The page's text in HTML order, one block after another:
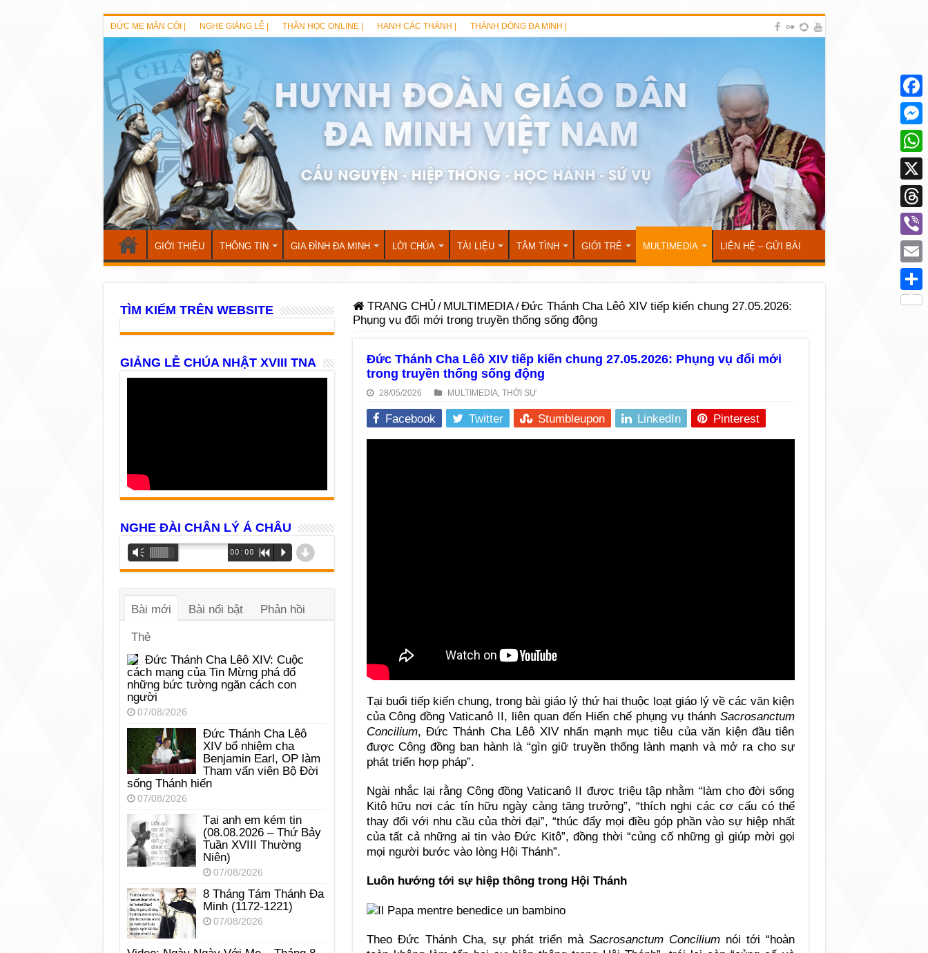
ĐỨC MẸ MÂN CÔI | NGHE GIẢNG LỄ | THẦN HỌC ONLINE | HẠNH CÁC THÁNH | THÁNH DÒNG ĐA MINH |
GIỚI THIỆU THÔNG TIN GIA ĐÌNH ĐA MINH LỜI CHÚA TÀI LIỆU TÂM TÌNH GIỚI TRẺ MULTIMEDIA LIÊN HỆ – GỬI BÀI
TRANG CHỦ / MULTIMEDIA/Đức Thánh Cha Lêô XIV tiếp kiến chung 27.05.2026:
Phụng vụ đổi mới trong truyền thống sống động
Đức Thánh Cha Lêô XIV tiếp kiến chung 27.05.2026: Phụng vụ đổi mới
trong truyền thống sống động
28/05/2026 MULTIMEDIA, THỜI SỰ
Facebook Twitter Stumbleupon LinkedIn Pinterest
Tại buổi tiếp kiến chung, trong bài giáo lý thứ hai thuộc loạt giáo lý về các văn kiện
của Công đồng Vaticanô II, liên quan đến Hiến chế phụng vụ thánh Sacrosanctum
Concilium, Đức Thánh Cha Lêô XIV nhấn mạnh mục tiêu của văn kiện đầu tiên
được Công đồng ban hành là “gìn giữ truyền thống lành mạnh và mở ra cho sự
phát triển hợp pháp”.
Ngài nhắc lại rằng Công đồng Vaticanô II được triệu tập nhằm “làm cho đời sống
Kitô hữu nơi các tín hữu ngày càng tăng trưởng”, “thích nghi các cơ cấu có thể
thay đổi với nhu cầu của thời đại”, “thúc đẩy mọi điều góp phần vào sự hiệp nhất
của tất cả những ai tin vào Đức Kitô”, đồng thời “củng cố những gì giúp mời gọi
mọi người bước vào lòng Hội Thánh”.
Luôn hướng tới sự hiệp thông trong Hội Thánh
Theo Đức Thánh Cha, sự phát triển mà Sacrosanctum Conciliumnói tới “hoàn
TÌM KIẾM TRÊN WEBSITE
GIẢNG LỄ CHÚA NHẬT XVIII TNA
NGHE ĐÀI CHÂN LÝ Á CHÂU
Trình
phát
âm
Vm 00:00 R P d
Bài mới Bài nổi bật Phản hồi
Thẻ
Đức Thánh Cha Lêô XIV: Cuộc
cách mạng của Tin Mừng phá đổ
những bức tường ngăn cách con
người
07/08/2026
Đức Thánh Cha Lêô
XIV bổ nhiệm cha
Benjamin Earl, OP làm
Tham vấn viên Bộ Đời
sống Thánh hiến
07/08/2026
Tại anh em kém tin
(08.08.2026 – Thứ Bảy
Tuần XVIII Thường
Niên)
07/08/2026
8 Tháng Tám Thánh Ða
Minh (1172-1221)
07/08/2026
X
Viber